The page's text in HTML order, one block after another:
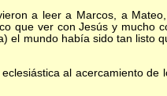
a leer a Marcos, a
que ver con Jesús y mucho
el mundo había sido tan listo
al acercamiento de